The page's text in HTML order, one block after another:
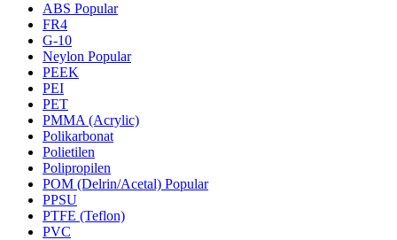
ABS Popular
FR4
G-10
Neylon Popular
PEEK
PEI
PET
PMMA (Acrylic)
Polikarbonat
Polietilen
Polipropilen
POM (Delrin/Acetal) Popular
PPSU
PTFE (Teflon)
PVC